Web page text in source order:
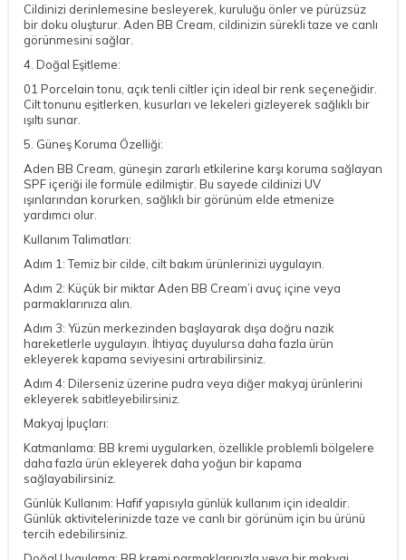
Cildinizi derinlemesine besleyerek, kuruluğu önler ve pürüzsüz
bir doku oluşturur. Aden BB Cream, cildinizin sürekli taze ve canlı
görünmesini sağlar.
4. Doğal Eşitleme:
01 Porcelain tonu, açık tenli ciltler için ideal bir renk seçeneğidir.
Cilt tonunu eşitlerken, kusurları ve lekeleri gizleyerek sağlıklı bir
ışıltı sunar.
5. Güneş Koruma Özelliği:
Aden BB Cream, güneşin zararlı etkilerine karşı koruma sağlayan
SPF içeriği ile formüle edilmiştir. Bu sayede cildinizi UV
ışınlarından korurken, sağlıklı bir görünüm elde etmenize
yardımcı olur.
Kullanım Talimatları:
Adım 1: Temiz bir cilde, cilt bakım ürünlerinizi uygulayın.
Adım 2: Küçük bir miktar Aden BB Cream’i avuç içine veya
parmaklarınıza alın.
Adım 3: Yüzün merkezinden başlayarak dışa doğru nazik
hareketlerle uygulayın. İhtiyaç duyulursa daha fazla ürün
ekleyerek kapama seviyesini artırabilirsiniz.
Adım 4: Dilerseniz üzerine pudra veya diğer makyaj ürünlerini
ekleyerek sabitleyebilirsiniz.
Makyaj İpuçları:
Katmanlama: BB kremi uygularken, özellikle problemli bölgelere
daha fazla ürün ekleyerek daha yoğun bir kapama
sağlayabilirsiniz.
Günlük Kullanım: Hafif yapısıyla günlük kullanım için idealdir.
Günlük aktivitelerinizde taze ve canlı bir görünüm için bu ürünü
tercih edebilirsiniz.